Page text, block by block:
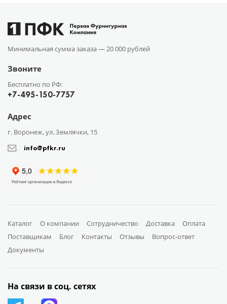
Минимальная сумма заказа —20 000 рублей
Звоните
Бесплатно по РФ:
+7-495-150-7757
Адрес
г. Воронеж, ул. Землячки, 15
info@pfkr.ru
Каталог О компании Сотрудничество Доставка
Оплата
Поставщикам
Блог Контакты Отзывы
Вопрос-ответ
Документы
На связи в соц. сетях